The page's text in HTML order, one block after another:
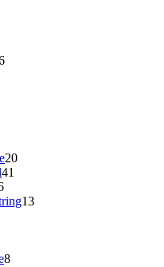
20
41
13
8